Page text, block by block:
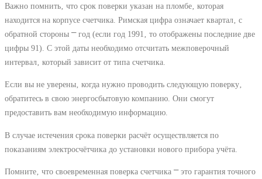
Важно помнить‚ что срок поверки указан на пломбе‚ которая
находится на корпусе счетчика. Римская цифра означает квартал‚ с
обратной стороны ⎻ год (если год 1991‚ то отображены последние две
цифры 91). С этой даты необходимо отсчитать межповерочный
интервал‚ который зависит от типа счетчика.
Если вы не уверены‚ когда нужно проводить следующую поверку‚
обратитесь в свою энергосбытовую компанию. Они смогут
предоставить вам необходимую информацию.
В случае истечения срока поверки расчёт осуществляется по
показаниям электросчётчика до установки нового прибора учёта.
Помните‚ что своевременная поверка счетчика ⎻ это гарантия точного